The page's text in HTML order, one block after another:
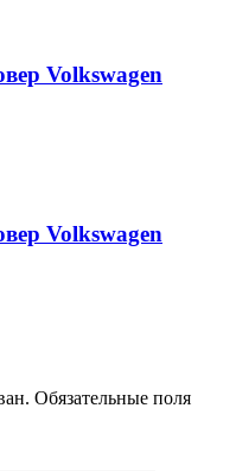
Volkswagen
Volkswagen
Обязательные поля